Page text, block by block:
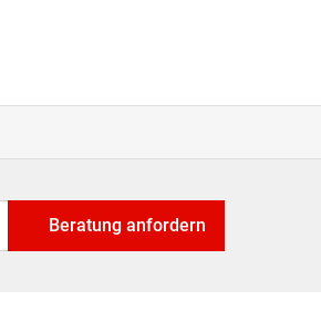
Beratung anfordern